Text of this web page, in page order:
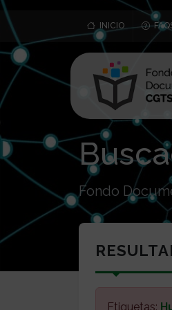
INICIO
Fondo
Etiquetas: